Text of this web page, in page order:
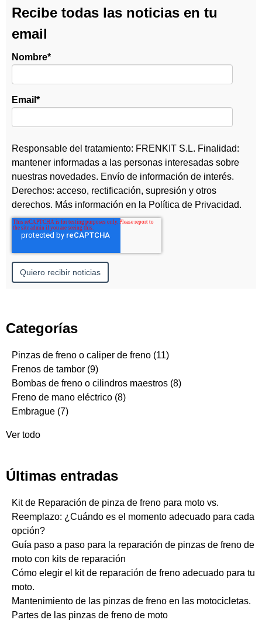
Recibe todas las noticias en tu
email
Nombre*
Email *
Responsable del tratamiento: FRENKIT S.L. Finalidad:
mantener informadas a las personas interesadas sobre
nuestras novedades. Envío de información de interés.
Derechos: acceso, rectificación, supresión y otros
derechos. Más información en la Política de Privacidad.
Categorías
Pinzas de freno o caliper de freno (11)
Frenos de tambor (9)
Bombas de freno o cilindros maestros (8)
Freno de mano eléctrico (8)
Embrague (7)
Ver todo
Últimas entradas
Kit de Reparación de pinza de freno para moto vs.
Reemplazo: ¿Cuándo es el momento adecuado para cada
opción?
Guía paso a paso para la reparación de pinzas de freno de
moto con kits de reparación
Cómo elegir el kit de reparación de freno adecuado para tu
moto.
Mantenimiento de las pinzas de freno en las motocicletas.
Partes de las pinzas de freno de moto